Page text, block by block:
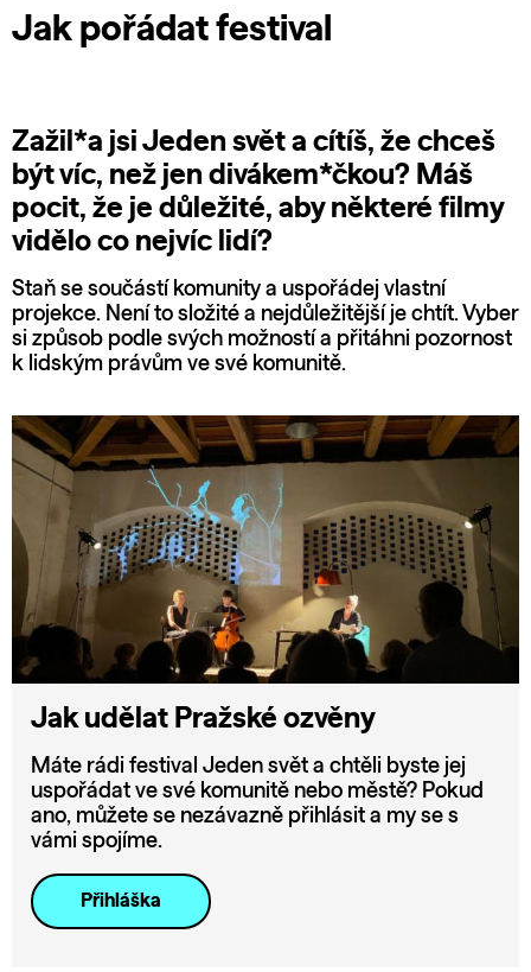
Jak pořádat festival
Zažil*a jsi Jeden svět a cítíš, že chceš
být víc, než jen divákem*čkou? Máš
pocit, že je důležité, aby některé filmy
vidělo co nejvíc lidí?
Staň se součástí komunity a uspořádej vlastní
projekce. Není to složité a nejdůležitější je chtít. Vyber
si způsob podle svých možností a přitáhni pozornost
k lidským právům ve své komunitě.
Jak udělat Pražské ozvěny
Máte rádi festival Jeden svět a chtěli byste jej
uspořádat ve své komunitě nebo městě? Pokud
ano, můžete se nezávazně přihlásit a my se s
vámi spojíme.
Přihláška